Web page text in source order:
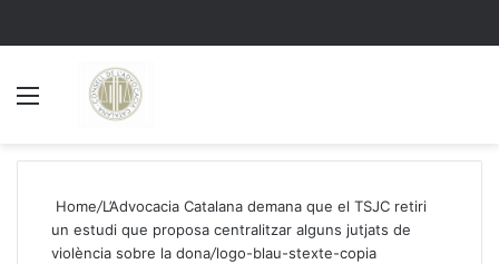
Home/L’Advocacia Catalana demana que el TSJC retiri
un estudi que proposa centralitzar alguns jutjats de
violència sobre la dona/logo-blau-stexte-copia